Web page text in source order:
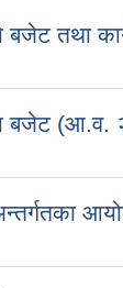
तथा
बजेट